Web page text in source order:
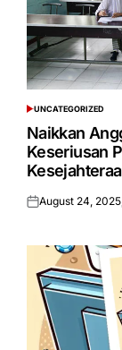
POSTED
IN
UNCATEGORIZED
Naikkan
Keseriusan
Posted
August 24, 2025